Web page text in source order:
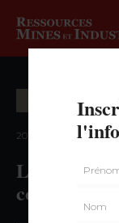
2017 — volume 4,
La logique
contrôle